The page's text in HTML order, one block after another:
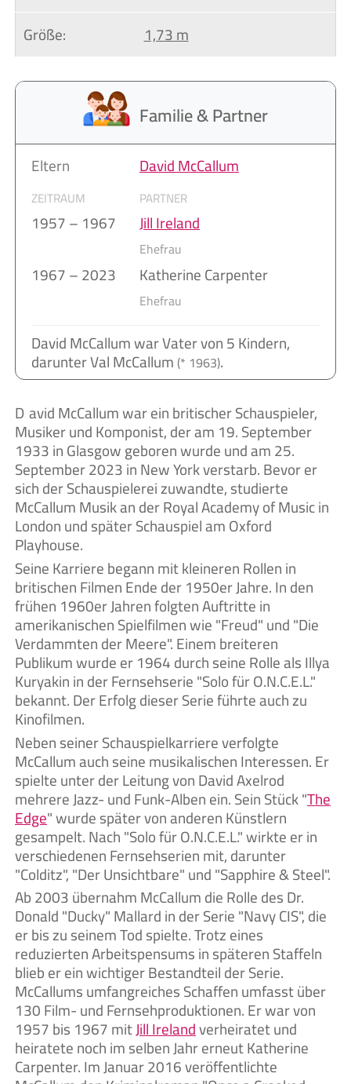
Größe:
1,73 m
Familie & Partner
Eltern David McCallum
ZEITRAUM PARTNER
1957 – 1967 Jill Ireland
Ehefrau
1967 – 2023 Katherine Carpenter
Ehefrau
David McCallum war Vater von 5 Kindern,
darunter Val McCallum (* 1963).
David McCallum war ein britischer Schauspieler,
Musiker und Komponist, der am 19. September
1933 in Glasgow geboren wurde und am 25.
September 2023 in New York verstarb. Bevor er
sich der Schauspielerei zuwandte, studierte
McCallum Musik an der Royal Academy of Music in
London und später Schauspiel am Oxford
Playhouse.
Seine Karriere begann mit kleineren Rollen in
britischen Filmen Ende der 1950er Jahre. In den
frühen 1960er Jahren folgten Auftritte in
amerikanischen Spielfilmen wie "Freud" und "Die
Verdammten der Meere". Einem breiteren
Publikum wurde er 1964 durch seine Rolle als Illya
Kuryakin in der Fernsehserie "Solo für O.N.C.E.L."
bekannt. Der Erfolg dieser Serie führte auch zu
Kinofilmen.
Neben seiner Schauspielkarriere verfolgte
McCallum auch seine musikalischen Interessen. Er
spielte unter der Leitung von David Axelrod
mehrere Jazz- und Funk-Alben ein. Sein Stück "The
Edge" wurde später von anderen Künstlern
gesampelt. Nach "Solo für O.N.C.E.L." wirkte er in
verschiedenen Fernsehserien mit, darunter
"Colditz", "Der Unsichtbare" und "Sapphire & Steel".
Ab 2003 übernahm McCallum die Rolle des Dr.
Donald "Ducky" Mallard in der Serie "Navy CIS", die
er bis zu seinem Tod spielte. Trotz eines
reduzierten Arbeitspensums in späteren Staffeln
blieb er ein wichtiger Bestandteil der Serie.
McCallums umfangreiches Schaffen umfasst über
130 Film- und Fernsehproduktionen. Er war von
1957 bis 1967 mitJill Irelandverheiratet und
heiratete noch im selben Jahr erneut Katherine
Carpenter. Im Januar 2016 veröffentlichte